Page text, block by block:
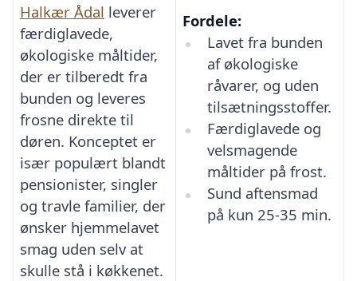
Halkær Ådal leverer
færdiglavede,
økologiske måltider,
der er tilberedt fra
bunden og leveres
frosne direkte til
døren. Konceptet er
især populært blandt
pensionister, singler
og travle familier, der
ønsker hjemmelavet
smag uden selv at
skulle stå i køkkenet.
Fordele:
Lavet fra bunden
af økologiske
råvarer, og uden
tilsætningsstoffer.
Færdiglavede og
velsmagende
måltider på frost.
Sund aftensmad
på kun 25-35 min.